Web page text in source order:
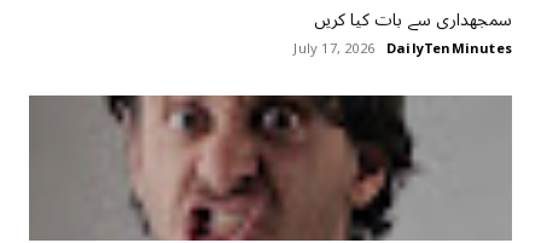
سمجھداری سے بات ‏کیا ‏کریں
DailyTenMinutes
July 17, 2026